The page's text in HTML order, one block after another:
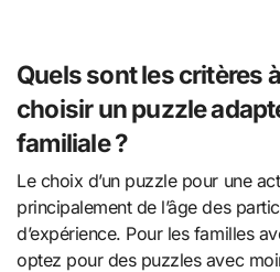
Quels sont les critères
choisir un puzzle
familiale ?
Le choix d’un puzzle pour une
principalement de l’âge des
d’expérience. Pour les familles
optez pour des puzzles avec